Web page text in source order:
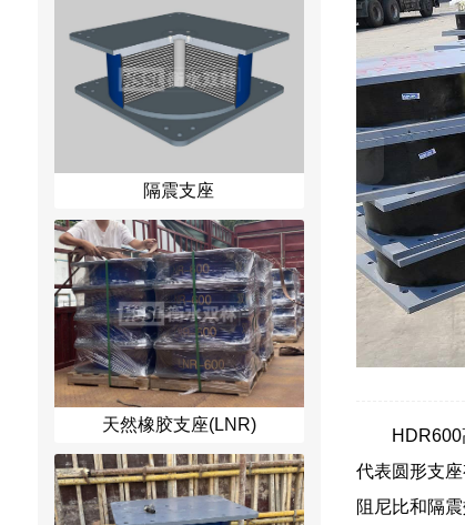
隔震支座
天然橡胶支座(LNR)
代表圆形支
阻尼比和隔